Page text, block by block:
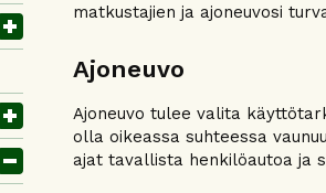
matkustajien ja ajoneuvosi
Ajoneuvo
Ajoneuvo tulee valita
olla oikeassa suhteessa
ajat tavallista henkilöautoa ja